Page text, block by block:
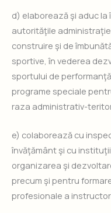
d) elaborează şi aduc
autorităţile
construire şi de
sportive, în vederea
sportului de
programe speciale
raza administrativ-
e) colaborează cu
învăţământ şi cu
organizarea şi
precum şi pentru
profesionale a